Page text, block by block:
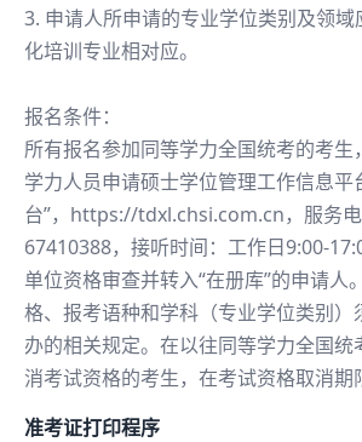
3. 申请人所申请的专业学位类别及领
化培训专业相对应。
报名条件：
所有报名参加同等学力全国统考的考生
学力人员申请硕士学位管理工作信息平
台”，https://tdxl.chsi.com.cn，服务
67410388，接听时间：工作日9:00-
单位资格审查并转入“在册库”的申请人
格、报考语种和学科（专业学位类别）
办的相关规定。在以往同等学力全国统
消考试资格的考生，在考试资格取消期
准考证打印程序